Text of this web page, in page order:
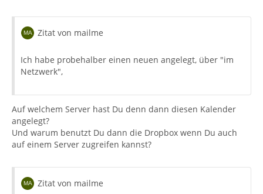
Zitat von mailme
Ich habe probehalber einen neuen angelegt, über "im
Netzwerk",
Auf welchem Server hast Du denn dann diesen Kalender
angelegt?
Und warum benutzt Du dann die Dropbox wenn Du auch
auf einem Server zugreifen kannst?
Zitat von mailme